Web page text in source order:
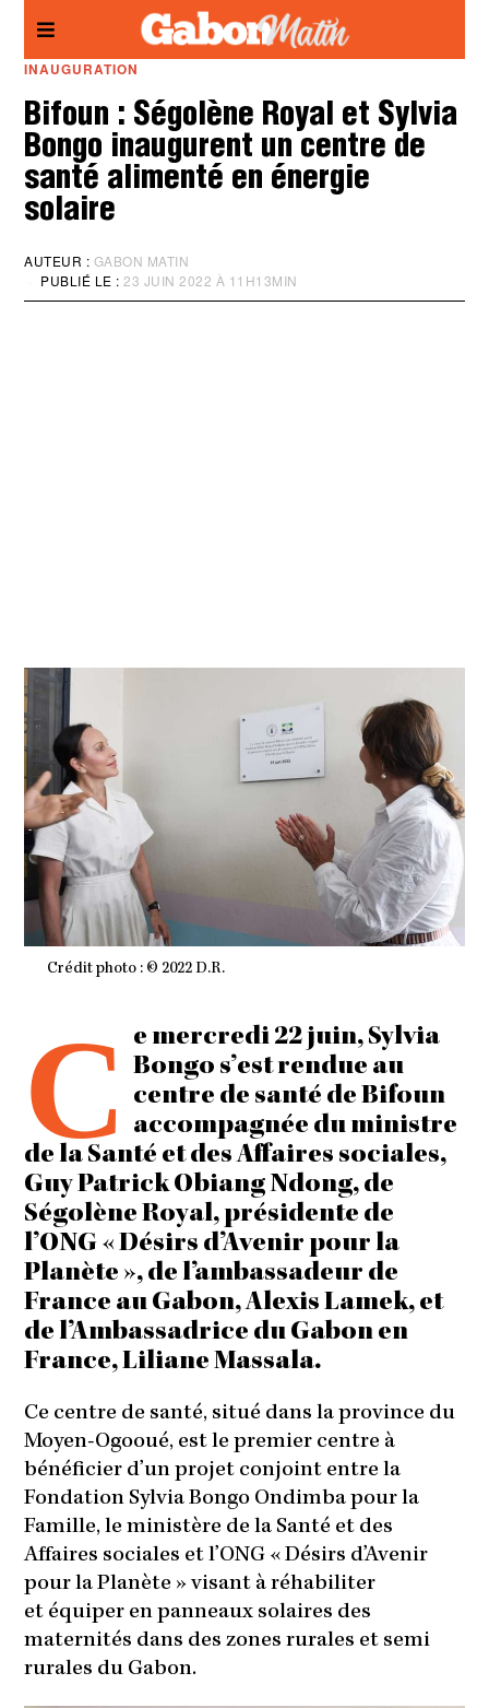
INAUGURATION
Bifoun : Ségolène Royal et Sylvia
Bongo inaugurent un centre de
santé alimenté en énergie
solaire
AUTEUR : GABON MATIN
PUBLIÉ LE : 23 JUIN 2022 À 11H13MIN
I
H
I
N
Crédit photo : © 2022 D.R.
C
e mercredi 22 juin, Sylvia
Bongo s’est rendue au
centre de santé de Bifoun
accompagnée du ministre
de la Santé et des Affaires sociales,
Guy Patrick Obiang Ndong, de
Ségolène Royal, présidente de
l’ONG « Désirs d’Avenir pour la
Planète », de l’ambassadeur de
France au Gabon, Alexis Lamek, et
de l’Ambassadrice du Gabon en
France, Liliane Massala.
Ce centre de santé, situé dans la province du
Moyen-Ogooué, est le premier centre à
bénéficier d’un projet conjoint entre la
Fondation Sylvia Bongo Ondimba pour la
Famille, le ministère de la Santé et des
Affaires sociales et l’ONG « Désirs d’Avenir
pour la Planète » visant à réhabiliter
et équiper en panneaux solaires des
maternités dans des zones rurales et semi
rurales du Gabon.
Panneau de gestion des cookies